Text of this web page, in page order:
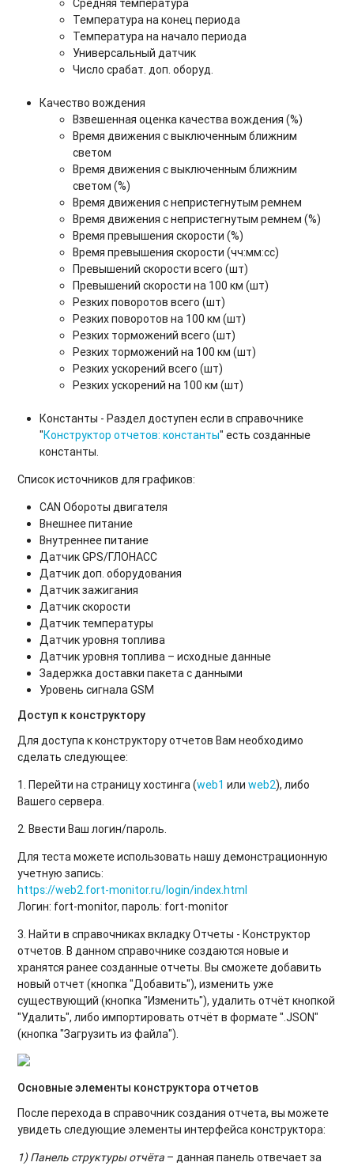
Средняя температура
Температура на конец периода
Температура на начало периода
Универсальный датчик
Число срабат. доп. оборуд.
Качество вождения
Взвешенная оценка качества вождения (%)
Время движения с выключенным ближним
светом
Время движения с выключенным ближним
светом (%)
Время движения с непристегнутым ремнем
Время движения с непристегнутым ремнем (%)
Время превышения скорости (%)
Время превышения скорости (чч:мм:сс)
Превышений скорости всего (шт)
Превышений скорости на 100 км (шт)
Резких поворотов всего (шт)
Резких поворотов на 100 км (шт)
Резких торможений всего (шт)
Резких торможений на 100 км (шт)
Резких ускорений всего (шт)
Резких ускорений на 100 км (шт)
Константы - Раздел доступен если в справочнике
"Конструктор отчетов: константы" есть созданные
константы.
Список источников для графиков:
CAN Обороты двигателя
Внешнее питание
Внутреннее питание
Датчик GPS/ГЛОНАСС
Датчик доп. оборудования
Датчик зажигания
Датчик скорости
Датчик температуры
Датчик уровня топлива
Датчик уровня топлива – исходные данные
Задержка доставки пакета с данными
Уровень сигнала GSM
Доступ к конструктору
Для доступа к конструктору отчетов Вам необходимо
сделать следующее:
1. Перейти на страницу хостинга (web1 илиweb2), либо
Вашего сервера.
2. Ввести Ваш логин/пароль.
Для теста можете использовать нашу демонстрационную
учетную запись:
https://web2.fort-monitor.ru/login/index.html
Логин: fort-monitor, пароль: fort-monitor
3. Найти в справочниках вкладку Отчеты - Конструктор
отчетов. В данном справочнике создаются новые и
хранятся ранее созданные отчеты. Вы сможете добавить
новый отчет (кнопка "Добавить"), изменить уже
существующий (кнопка "Изменить"), удалить отчёт кнопкой
"Удалить", либо импортировать отчёт в формате ".JSON"
(кнопка "Загрузить из файла").
Основные элементы конструктора отчетов
После перехода в справочник создания отчета, вы можете
увидеть следующие элементы интерфейса конструктора:
1) Панель структуры отчёта – данная панель отвечает за